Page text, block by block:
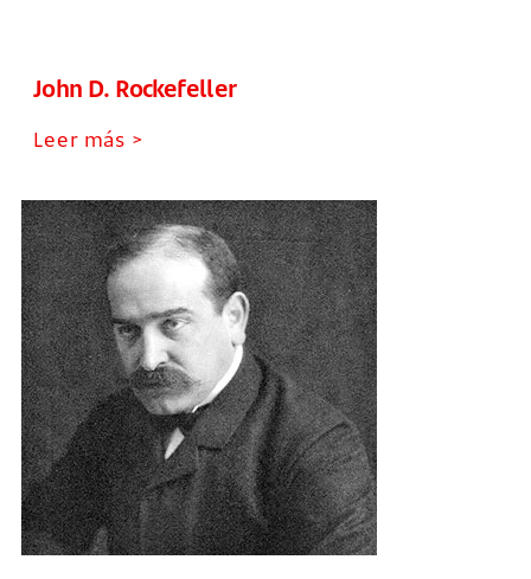
John D. Rockefeller
Leer más >